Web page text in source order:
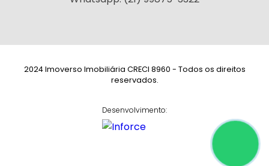
2024 Imoverso Imobiliária CRECI 8960 - Todos os direitos
reservados.
Desenvolvimento: